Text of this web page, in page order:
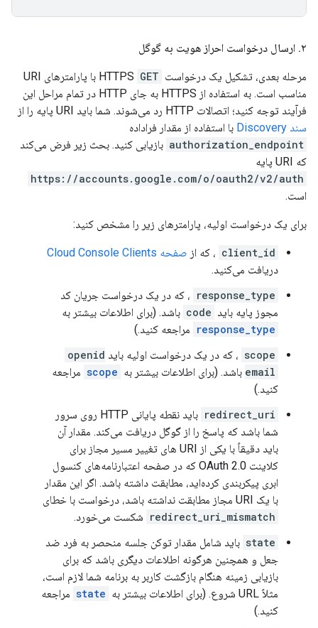
۲. ارسال درخواست احراز هویت به گوگل
مرحله بعدی، تشکیل یک درخواست HTTPS GET
با پارامترهای URI
مناسب است. به استفاده از HTTPS به جای HTTP در تمام مراحل این
فرآیند توجه کنید؛ اتصالات HTTP رد می‌شوند. شما باید URI پایه را از
سند Discovery
با استفاده از مقدار فراداده
authorization_endpoint بازیابی کنید. بحث زیر فرض می‌کند
که URI پایه
https://accounts.google.com/o/oauth2/v2/auth
است.
برای یک درخواست اولیه، پارامترهای زیر را مشخص کنید:
client_id ، که از صفحه Cloud Console Clients
دریافت می‌کنید.
response_type ، که در یک درخواست جریان کد
مجوز پایه باید code باشد. (برای اطلاعات بیشتر به
response_type مراجعه کنید.)
scope ، که در یک درخواست اولیه باید openid
email باشد. (برای اطلاعات بیشتر به scope مراجعه
کنید.)
redirect_uri
باید نقطه پایانی HTTP روی سرور
شما باشد که پاسخ را از گوگل دریافت می‌کند. مقدار آن
باید دقیقاً با یکی از URI های تغییر مسیر مجاز برای
کلاینت OAuth 2.0 که در صفحه اعتبارنامه‌های کنسول
ابری پیکربندی کرده‌اید، مطابقت داشته باشد. اگر این مقدار
با یک URI مجاز مطابقت نداشته باشد، درخواست با خطای
redirect_uri_mismatch شکست می‌خورد.
state باید شامل مقدار توکن جلسه منحصر به فرد ضد
جعل و همچنین هرگونه اطلاعات دیگری باشد که برای
بازیابی زمینه هنگام بازگشت کاربر به برنامه شما لازم است،
مثلاً URL شروع. (برای اطلاعات بیشتر به
state مراجعه
کنید.)